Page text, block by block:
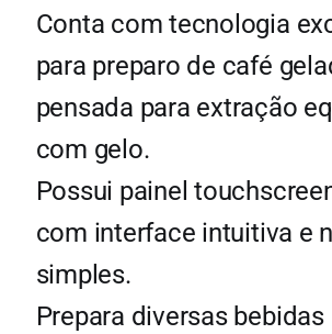
Conta com tecnologia
para preparo de café
pensada para extração
com gelo.
Possui painel
com interface intuitiva e
simples.
Prepara diversas bebidas